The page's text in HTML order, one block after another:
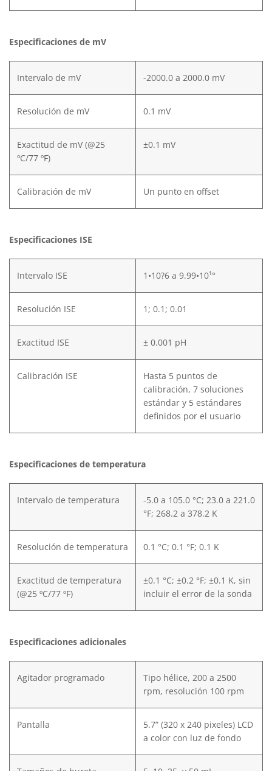
Especificaciones de mV
Intervalo de mV -2000.0 a 2000.0 mV
Resolución de mV 0.1 mV
Exactitud de mV (@25
ºC/77 ºF)
±0.1 mV
Calibración de mV Un punto en offset
Especificaciones ISE
Intervalo ISE 1•10?6 a 9.99•10¹°
Resolución ISE 1; 0.1; 0.01
Exactitud ISE ± 0.001 pH
Calibración ISE
Hasta 5 puntos de
calibración, 7 soluciones
estándar y 5 estándares
definidos por el usuario
Especificaciones de temperatura
Intervalo de temperatura
-5.0 a 105.0 °C; 23.0 a 221.0
°F; 268.2 a 378.2 K
Resolución de temperatura 0.1 °C; 0.1 °F; 0.1 K
Exactitud de temperatura
(@25 ºC/77 ºF)
±0.1 °C; ±0.2 °F; ±0.1 K, sin
incluir el error de la sonda
Especificaciones adicionales
Agitador programado
Tipo hélice, 200 a 2500
rpm, resolución 100 rpm
Pantalla
5.7” (320 x 240 pixeles) LCD
a color con luz de fondo